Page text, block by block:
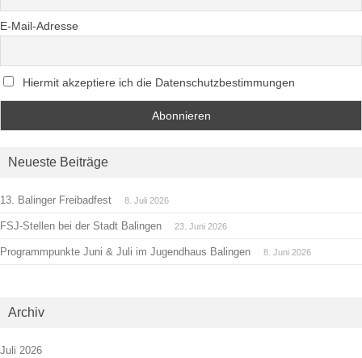
E-Mail-Adresse
Hiermit akzeptiere ich die Datenschutzbestimmungen
Neueste Beiträge
13. Balinger Freibadfest 8. Juli 2026
FSJ-Stellen bei der Stadt Balingen 23. Juni 2026
Programmpunkte Juni & Juli im Jugendhaus Balingen 8. Juni 2026
Archiv
Juli 2026